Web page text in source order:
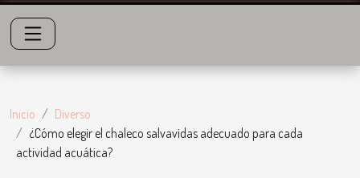
Inicio
Diverso
¿Cómo elegir el chaleco salvavidas adecuado para cada
actividad acuática?